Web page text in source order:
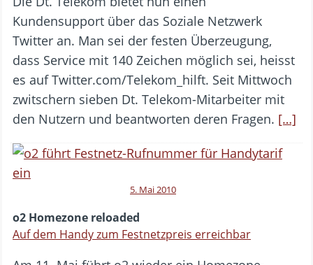
Kundensupport über das Soziale Netzwerk
Twitter an. Man sei der festen Überzeugung,
dass Service mit 140 Zeichen möglich sei, heisst
es auf Twitter.com/Telekom_hilft. Seit Mittwoch
zwitschern sieben Dt. Telekom-Mitarbeiter mit
den Nutzern und beantworten deren Fragen. […]
5. Mai 2010
o2 Homezone reloaded
Auf dem Handy zum Festnetzpreis erreichbar